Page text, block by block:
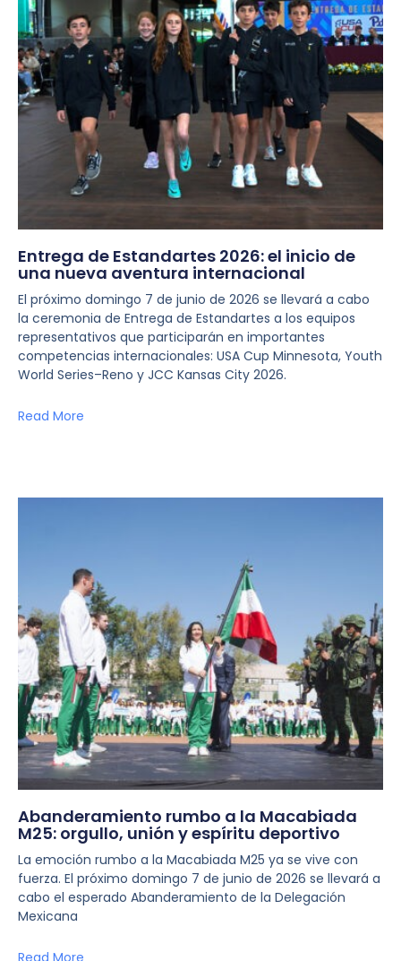
Entrega de Estandartes 2026: el inicio de
una nueva aventura internacional
El próximo domingo 7 de junio de 2026 se llevará a cabo
la ceremonia de Entrega de Estandartes a los equipos
representativos que participarán en importantes
competencias internacionales: USA Cup Minnesota, Youth
World Series–Reno y JCC Kansas City 2026.
Read More
Abanderamiento rumbo a la Macabiada
M25: orgullo, unión y espíritu deportivo
La emoción rumbo a la Macabiada M25 ya se vive con
fuerza. El próximo domingo 7 de junio de 2026 se llevará a
cabo el esperado Abanderamiento de la Delegación
Mexicana